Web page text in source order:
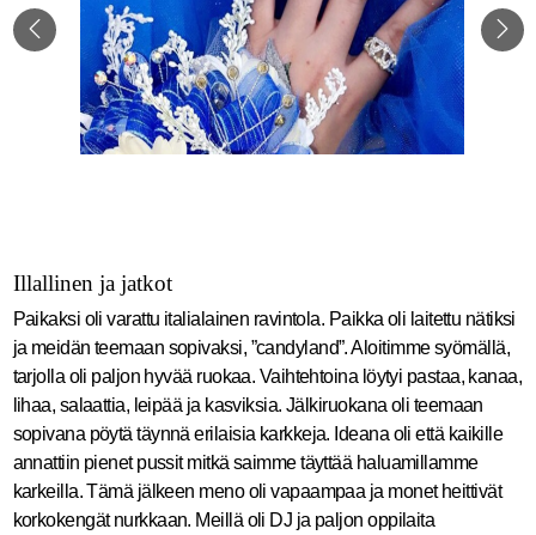
Illallinen ja jatkot
Paikaksi oli varattu italialainen ravintola. Paikka oli laitettu nätiksi
ja meidän teemaan sopivaksi, ”candyland”. Aloitimme syömällä,
tarjolla oli paljon hyvää ruokaa. Vaihtehtoina löytyi pastaa, kanaa,
lihaa, salaattia, leipää ja kasviksia. Jälkiruokana oli teemaan
sopivana pöytä täynnä erilaisia karkkeja. Ideana oli että kaikille
annattiin pienet pussit mitkä saimme täyttää haluamillamme
karkeilla. Tämä jälkeen meno oli vapaampaa ja monet heittivät
korkokengät nurkkaan. Meillä oli DJ ja paljon oppilaita